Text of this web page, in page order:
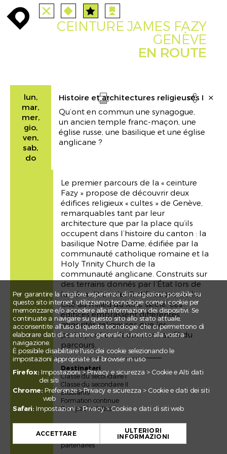
enroute enroute TUTTE station STAZIONI
EVENTS agenda FILTRO enroute INFO
+
close route angebote anreise
CEINTURE JAMES FAZY
GENÈVE
EN ROUTE
lun,
mar,
mer,
gio,
ven,
sab,
do
Histoire et architectures religieuses I
Drucken

Qu’ont en commun une synagogue,
un ancien temple franc-maçon, une
église russe, une basilique et une église
anglicane ?
Le premier parcours de la « ceinture
Fazy » propose de découvrir deux
édifices religieux « cultes » de Genève,
remarquables tant par leur
architecture que par la place qu’ils
occupent dans l’histoire du canton : la
basilique Notre Dame, édifiée par la
communauté catholique romaine et la
Holy Trinity Church de la
communauté anglicane. Construits sur
des terrains donnés par l’État lors de
la démolition des fortifications de la
Cité au milieu du XIXe siècle, ces
édifices embrassent différentes
minorités religieuses que les
participant·e·s découvrent au fil du
parcours.
Destinatari
Classe du secondaire I
Classe du secondaire II
Etudiants
Formation continue
Groupe d'adultes
Selon entente avec les
partenaires
Per garantire la migliore esperienza di navigazione possibile su
questo sito internet, utilizziamo tecnologie come i cookie per
memorizzare e/o accedere alle informazioni dei dispositivi. Se
continuate a navigare su questo sito allo stato attuale,
acconsentite all'uso di queste tecnologie che ci permettono di
elaborare dati di carattere generale in merito alla vostra
navigazione.
È possibile disabilitare l'uso dei cookie selezionando le
impostazioni appropriate sul browser in uso:
Firefox: Impostazioni > Privacy e sicurezza > Cookie e Alti dati
dei siti
Chrome: Preferenze > Privacy e sicurezza > Cookie e dati dei siti
web
Safari: Impostazioni > Privacy > Cookie e dati di siti web
ACCETTARE ULTERIORI
INFORMAZIONI